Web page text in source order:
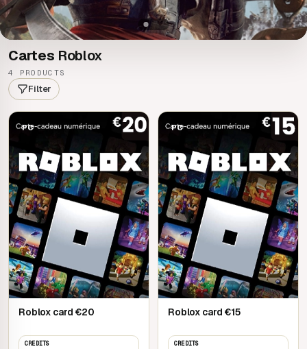
Cartes Roblox
4 PRODUCTS
Filter
PC
Roblox card €20
CREDITS
PC
Roblox card €15
CREDITS